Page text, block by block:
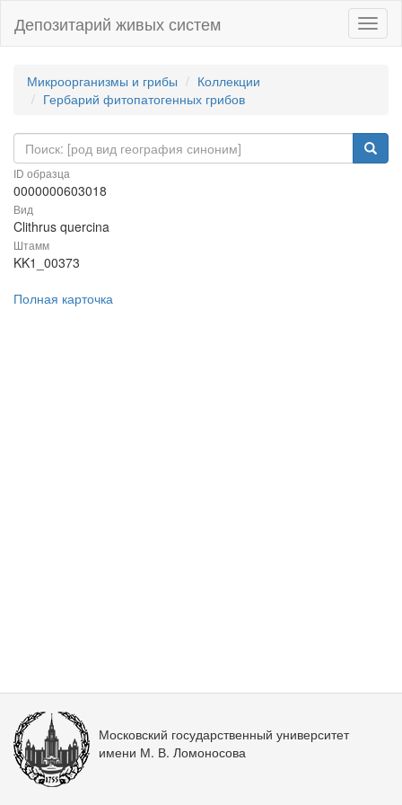
Депозитарий живых систем
Микроорганизмы и грибы
Коллекции
Гербарий фитопатогенных грибов
ID образца
0000000603018
Вид
Clithrus quercina
Штамм
KK1_00373
Полная карточка
Московский государственный университет
имени М. В. Ломоносова